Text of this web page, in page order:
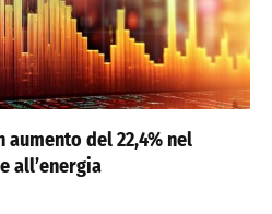
aumento del 22,4% nel
all’energia